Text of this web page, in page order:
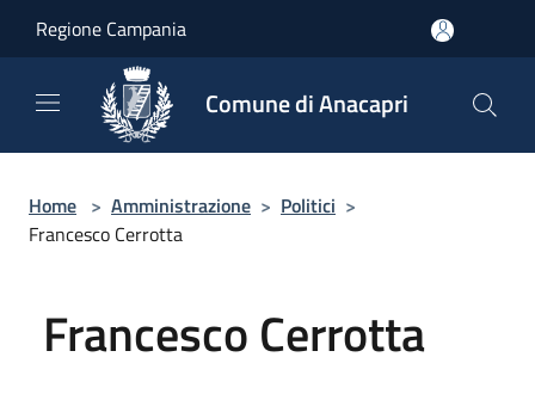
Regione Campania
Comune di Anacapri
Home > Amministrazione > Politici >
Francesco Cerrotta
Francesco Cerrotta